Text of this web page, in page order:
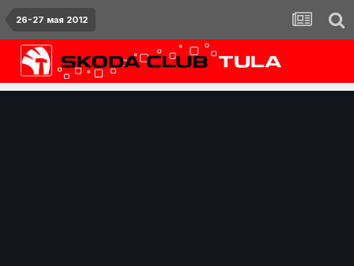
26-27 мая 2012